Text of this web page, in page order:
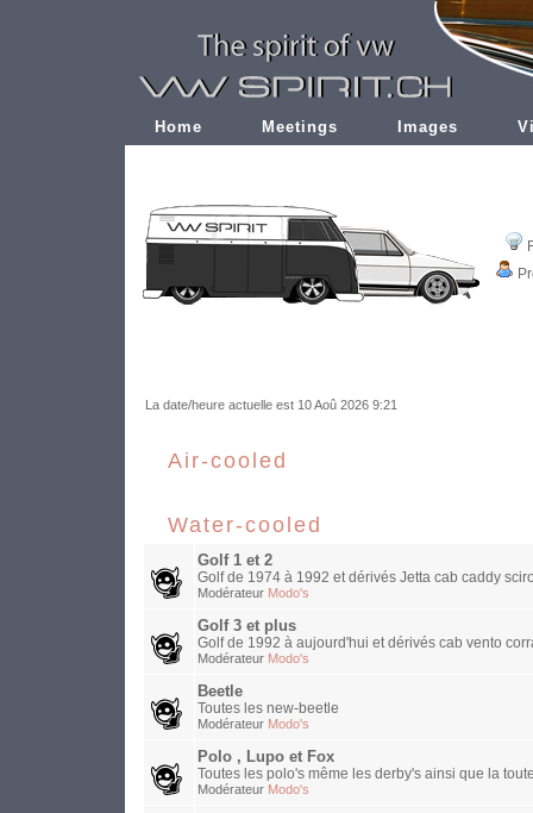
Home Meetings Images
La date/heure actuelle est 10 Aoû 2026 9:21
Air-cooled
Water-cooled
Golf 1 et 2
Golf de 1974 à 1992 et dérivés Jetta cab caddy
Modérateur Modo's
Golf 3 et plus
Golf de 1992 à aujourd'hui et dérivés cab vento
Modérateur Modo's
Beetle
Toutes les new-beetle
Modérateur Modo's
Polo , Lupo et Fox
Toutes les polo's même les derby's ainsi que la
Modérateur Modo's